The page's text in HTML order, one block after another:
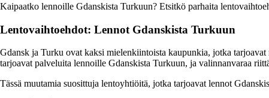
Kaipaatko lennoille Gdanskista Turkuun? Etsitkö parhaita
Lentovaihtoehdot: Lennot Gdanskista Turkuun
Gdansk ja Turku ovat kaksi mielenkiintoista kaupunkia, jotka
tarjoavat palveluita lennoille Gdanskista Turkuun, ja valinnanvaraa
Tässä muutamia suosittuja lentoyhtiöitä, jotka tarjoavat lennot